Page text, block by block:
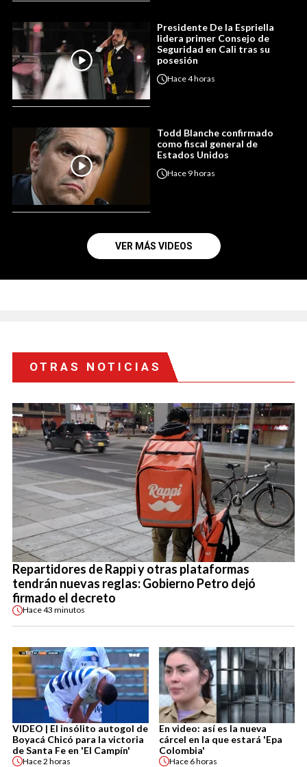
Presidente De la Espriella
lidera primer Consejo de
Seguridad en Cali tras su
posesión
Hace4 horas
Todd Blanche confirmado
como fiscal general de
Estados Unidos
Hace 9 horas
VER MÁS VIDEOS
OTRAS NOTICIAS
Repartidores de Rappi y otras plataformas
tendrán nuevas reglas: Gobierno Petro dejó
firmado el decreto
Hace43 minutos
VIDEO | El insólito autogol de
Boyacá Chicó para la victoria
de Santa Fe en 'El Campín'
Hace2 horas
En video: así es la nueva
cárcel en la que estará 'Epa
Colombia'
Hace 6 horas